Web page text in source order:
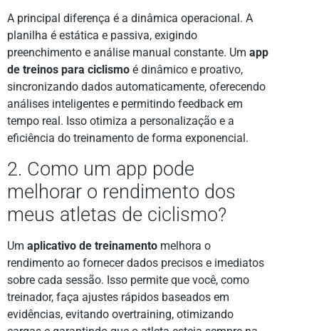
A principal diferença é a dinâmica operacional. A
planilha é estática e passiva, exigindo
preenchimento e análise manual constante. Um app
de treinos para ciclismo é dinâmico e proativo,
sincronizando dados automaticamente, oferecendo
análises inteligentes e permitindo feedback em
tempo real. Isso otimiza a personalização e a
eficiência do treinamento de forma exponencial.
2. Como um app pode
melhorar o rendimento dos
meus atletas de ciclismo?
Um aplicativo de treinamento melhora o
rendimento ao fornecer dados precisos e imediatos
sobre cada sessão. Isso permite que você, como
treinador, faça ajustes rápidos baseados em
evidências, evitando overtraining, otimizando